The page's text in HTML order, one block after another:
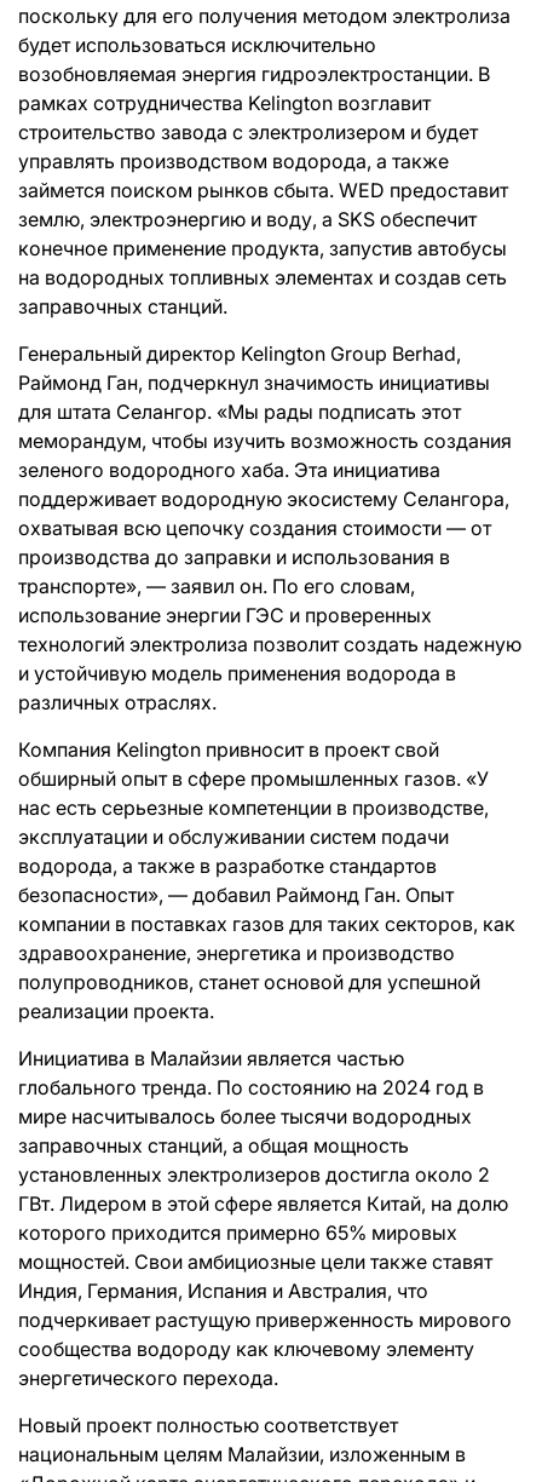
поскольку для его получения методом электролиза
будет использоваться исключительно
возобновляемая энергия гидроэлектростанции. В
рамках сотрудничества Kelington возглавит
строительство завода с электролизером и будет
управлять производством водорода, а также
займется поиском рынков сбыта. WED предоставит
землю, электроэнергию и воду, а SKS обеспечит
конечное применение продукта, запустив автобусы
на водородных топливных элементах и создав сеть
заправочных станций.
Генеральный директор Kelington Group Berhad,
Раймонд Ган, подчеркнул значимость инициативы
для штата Селангор. «Мы рады подписать этот
меморандум, чтобы изучить возможность создания
зеленого водородного хаба. Эта инициатива
поддерживает водородную экосистему Селангора,
охватывая всю цепочку создания стоимости — от
производства до заправки и использования в
транспорте», — заявил он. По его словам,
использование энергии ГЭС и проверенных
технологий электролиза позволит создать надежную
и устойчивую модель применения водорода в
различных отраслях.
Компания Kelington привносит в проект свой
обширный опыт в сфере промышленных газов. «У
нас есть серьезные компетенции в производстве,
эксплуатации и обслуживании систем подачи
водорода, а также в разработке стандартов
безопасности», — добавил Раймонд Ган. Опыт
компании в поставках газов для таких секторов, как
здравоохранение, энергетика и производство
полупроводников, станет основой для успешной
реализации проекта.
Инициатива в Малайзии является частью
глобального тренда. По состоянию на 2024 год в
мире насчитывалось более тысячи водородных
заправочных станций, а общая мощность
установленных электролизеров достигла около 2
ГВт. Лидером в этой сфере является Китай, на долю
которого приходится примерно 65% мировых
мощностей. Свои амбициозные цели также ставят
Индия, Германия, Испания и Австралия, что
подчеркивает растущую приверженность мирового
сообщества водороду как ключевому элементу
энергетического перехода.
Новый проект полностью соответствует
национальным целям Малайзии, изложенным в